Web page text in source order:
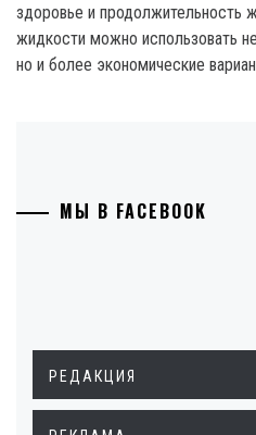
здоровье и продолжительность
жидкости можно использовать
но и более экономические
МЫ В FACEBOOK
РЕДАКЦИЯ